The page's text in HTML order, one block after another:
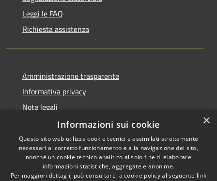
Leggi le FAQ
Richiesta assistenza
Amministrazione trasparente
Informativa privacy
Note legali
Dichiarazione di accessibilità
RSS
Copyright © 2026 • Città di
×
Informazioni sui cookie
Questo sito web utilizza cookie tecnici e assimilati strettamente
necessari al corretto funzionamento e alla navigazione del sito,
nonché un cookie tecnico analitico al solo fine di elaborare
informazioni statistiche, aggregate e anonime.
Per maggiori dettagli, può consultare la cookie policy al seguente link